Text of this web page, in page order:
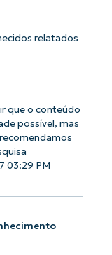
relatados
que o conteúdo
possível, mas
03:29 PM